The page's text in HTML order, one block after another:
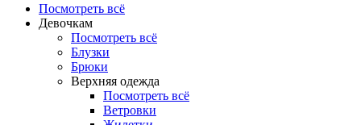
Посмотреть всё
Девочкам
Посмотреть всё
Блузки
Брюки
Верхняя одежда
Посмотреть всё
Ветровки